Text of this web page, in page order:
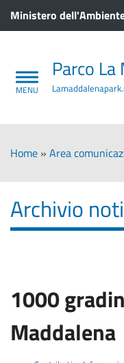
Ministero dell'Ambiente
Parco
Home » Area
Archivio
1000
Maddalena